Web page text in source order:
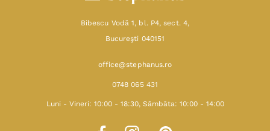
Bibescu Vodă 1, bl. P4, sect. 4,
Bucureşti 040151
office@stephanus.ro
0748 065 431
Luni - Vineri: 10:00 - 18:30, Sâmbăta: 10:00 - 14:00